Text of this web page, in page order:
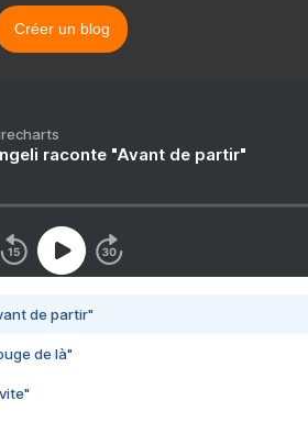
Créer un blog
raconte "Avant de partir"
de partir"
de là"